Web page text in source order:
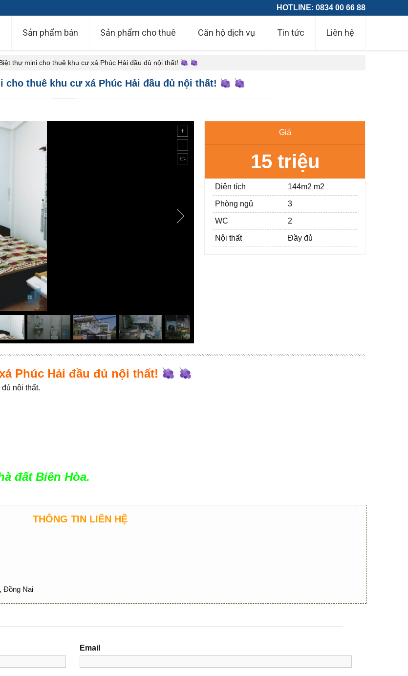
HOTLINE: 0834 00 66 88
Sản phẩm bán Sản phẩm cho thuê Căn hộ dịch vụ Tin tức Liên hệ
thự mini cho thuê khu cư xá Phúc Hải đầu đủ nội thất!
cho thuê khu cư xá Phúc Hải đầu đủ nội thất!
Giá
15 triệu
Diện tích 144m2 m2
Phòng ngủ 3
WC 2
Nội thất Đầy đủ
Phúc Hải đầu đủ nội thất!
nội thất.
đất Biên Hòa.
THÔNG TIN LIÊN HỆ
Đồng Nai
Email